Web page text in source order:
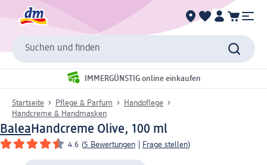
Suchen und finden
IMMERGÜNSTIG online einkaufen
Startseite Pflege & Parfum
Handpflege
Handcreme & Handmasken
Balea Handcreme Olive, 100 ml
4.6 (5 Bewertungen Frage stellen)